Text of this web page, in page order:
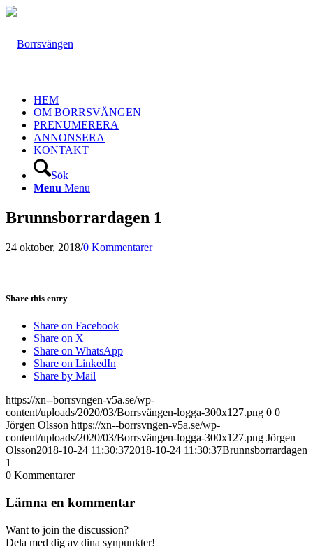
HEM
OM BORRSVÄNGEN
PRENUMERERA
ANNONSERA
KONTAKT
Sök
Menu Menu
Brunnsborrardagen 1
24 oktober, 2018/0 Kommentarer
Share this entry
Share on Facebook
Share on X
Share on WhatsApp
Share on LinkedIn
Share by Mail
https://xn--borrsvngen-v5a.se/wp-
content/uploads/2020/03/Borrsvängen-logga-300x127.png 0 0
Jörgen Olsson https://xn--borrsvngen-v5a.se/wp-
content/uploads/2020/03/Borrsvängen-logga-300x127.png Jörgen
Olsson2018-10-24 11:30:372018-10-24 11:30:37Brunnsborrardagen
1
0 Kommentarer
Lämna en kommentar
Want to join the discussion?
Dela med dig av dina synpunkter!